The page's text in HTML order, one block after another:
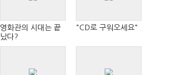
영화관의 시대는 끝
났다?
"CD로 구워오세요"